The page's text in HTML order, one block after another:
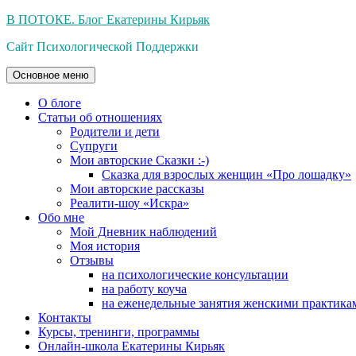
Перейти
содержимому
В ПОТОКЕ. Блог Екатерины Кирьяк
Сайт Психологической Поддержки
Основное меню
О блоге
Статьи об отношениях
Родители и дети
Супруги
Мои авторские Сказки :-)
Сказка для взрослых женщин «Про лошадку»
Мои авторские рассказы
Реалити-шоу «Искра»
Обо мне
Мой Дневник наблюдений
Моя история
Отзывы
на психологические консультации
на работу коуча
на еженедельные занятия женскими
Контакты
Курсы, тренинги, программы
Онлайн-школа Екатерины Кирьяк